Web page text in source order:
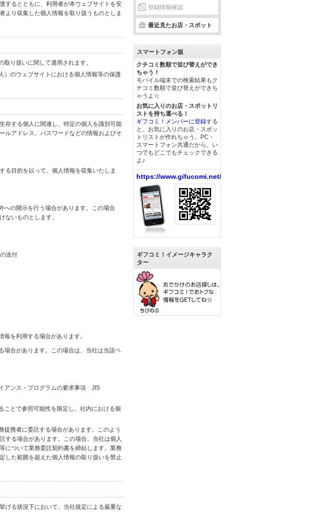
するとともに、利用者が本ウェブサイトを安
より収集した個人情報を取り扱うものとしま
り扱いに関して適用されます。
）のウェブサイトにおける個人情報等の保護
存する個人に関連し、特定の個人を識別可能
ルアドレス、パスワードなどの情報およびそ
る目的を以って、個人情報を収集いたしま
への開示を行う場合があります。この場合
ないものとします。
送付
を利用する場合があります。
場合があります。この場合は、当社は当該ペ
アンス・プログラムの要求事項 JIS
ことで参照可能性を限定し、社内における個
携者に委託する場合があります。このよう
する場合があります。この場合、当社は個人
について業務委託契約書を締結します。業務
した範囲を超えた個人情報の取り扱いを禁止
げる状況下において、当社規定による厳重な
登録情報確認
最近見たお店・スポット
スマートフォン版
クチコミ数順で並び替えができ
ちゃう！
モバイル端末での検索結果もク
チコミ数順で並び替えができち
ゃうよ☆
お気に入りのお店・スポットリ
ストを持ち運べる！
ギフコミ！メンバーに登録する
と、お気に入りのお店・スポッ
トリストが作れちゃう。PC・
スマートフォン共通だから、い
つでもどこでもチェックできる
よ♪
https://www.gifucomi.net/
ギフコミ！イメージキャラク
ター